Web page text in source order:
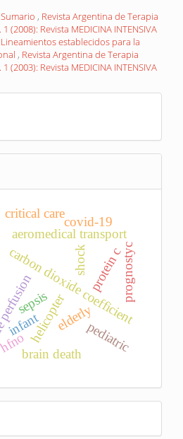
, Revista Argentina de Terapia
(2008): Revista MEDICINA INTENSIVA
Lineamientos establecidos para la
, Revista Argentina de Terapia
(2003): Revista MEDICINA INTENSIVA
carbon dioxide coefficient
sepsis
shock
aeromedical transport
helicopterelderly
prognostyc
protein c
pediatric
infant
critical care
brain death
covid-19